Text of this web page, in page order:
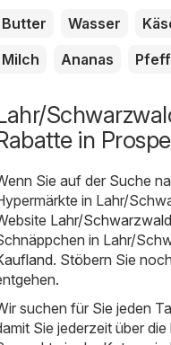
Butter Wasser
Milch
Ananas
in
Sie auf der Suche
in Lahr/
Lahr/
in Lahr/
. Stöbern Sie
suchen für Sie jeden
Sie jederzeit über